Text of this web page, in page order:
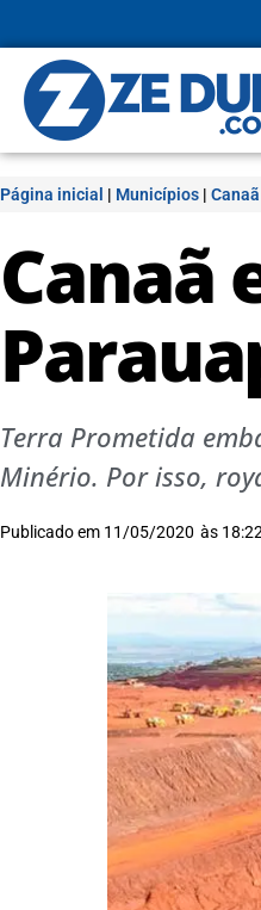
Página inicial | Municípios |
Canaã
Terra Prometida
Minério. Por isso,
Publicado em 11/05/2020 às 18:22